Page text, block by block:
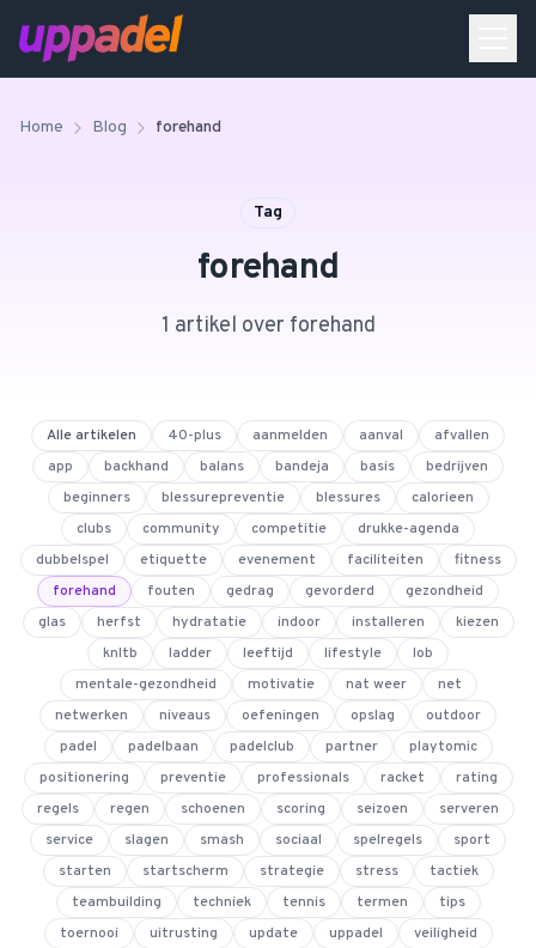
4.9van 128 reviews
Home Blog forehand
Tag
forehand
1 artikel over forehand
Alle artikelen 40-plus aanmelden aanval
afvallen
app
backhand balans bandeja basis
bedrijven
beginners
blessurepreventie blessures
calorieen
clubs
community competitie
drukke-agenda
dubbelspel
etiquette evenement faciliteiten
fitness
forehand
fouten gedrag gevorderd
gezondheid
glas
herfst hydratatie indoor installeren
kiezen
knltb
ladder leeftijd lifestyle
lob
mentale-gezondheid
motivatie nat weer
net
netwerken
niveaus oefeningen opslag
outdoor
padel
padelbaan padelclub partner
playtomic
positionering
preventie professionals racket
rating
regels
regen schoenen scoring seizoen
serveren
service
slagen smash sociaal spelregels
sport
starten
startscherm strategie stress
tactiek
teambuilding
techniek tennis termen
tips
toernooi
uitrusting update uppadel
veiligheid